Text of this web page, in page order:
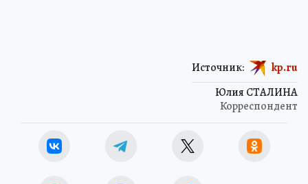
Юлия СТАЛИНА
Корреспондент
Источник: kp.ru